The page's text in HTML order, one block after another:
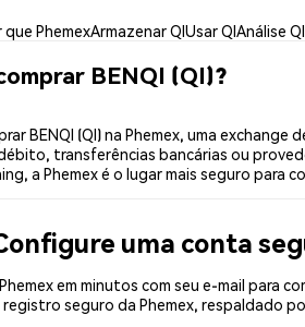
que PhemexArmazenar QIUsar QIAnálise QI
BENQI (QI)?
BENQI (QI) na Phemex, uma
transferências bancárias ou
a Phemex é o lugar mais seguro para
uma conta
em minutos com seu e-mail para
seguro da Phemex, respaldado